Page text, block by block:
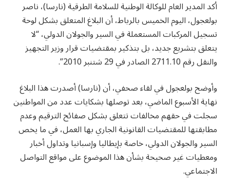
أكد المدير العام للوكالة الوطنية للسلامة الطرقية (نارسا)، ناصر
بولعجول، اليوم الخميس بالرباط، أن البلاغ المتعلق بشكل لوحة
تسجيل المركبات المستعملة في السير والجولان الدولي، “لا
يتعلق بتشريع جديد، بل بتذكير بمقتضيات قرار وزير التجهيز
والنقل رقم 2711.10 الصادر في 29 شتنبر 2010”.
وأوضح بولعجول في لقاء صحفي، أن (نارسا) أصدرت هذا البلاغ
نهاية الأسبوع الماضي، بعد توصلها بشكايات عدد من المواطنين
سجلت في حقهم مخالفات تتعلق بشكل صفائح الترقيم وعدم
مطابقتها للمقتضيات القانونية الجاري بها العمل، في ما يخص
السير والجولان الدولي، خاصة بإيطاليا وإسبانيا وتداول أخبار
ومعطيات غير صحيحة بشأن هذا الموضوع على مواقع التواصل
الاجتماعي.